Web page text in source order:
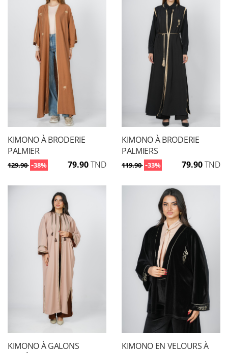
KIMONO À BRODERIE
PALMIER
129.90 -38% 79.90TND
KIMONO À BRODERIE
PALMIERS
119.90 -33% 79.90TND
KIMONO À GALONS
KIMONO EN VELOURS À